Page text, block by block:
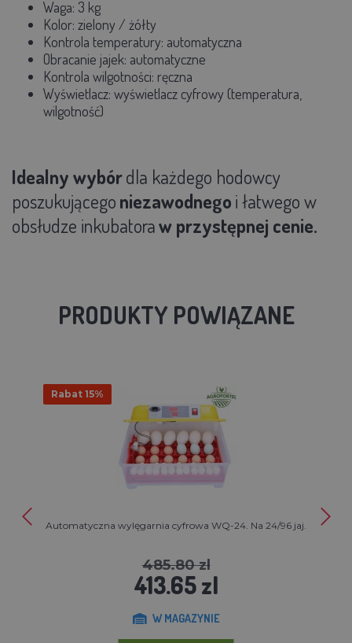
Waga: 3 kg
Kolor: zielony / żółty
Kontrola temperatury: automatyczna
Obracanie jajek: automatyczne
Kontrola wilgotności: ręczna
Wyświetlacz: wyświetlacz cyfrowy (temperatura,
wilgotność)
Idealny wybórdla każdego hodowcy
poszukującegoniezawodnegoi łatwego w
obsłudze inkubatoraw przystępnej cenie.
PRODUKTY POWIĄZANE
Rabat 15%
Automatyczna wylęgarnia cyfrowa WQ-24. Na 24/96 jaj.
485.80 zl
413.65 zl
W MAGAZYNIE